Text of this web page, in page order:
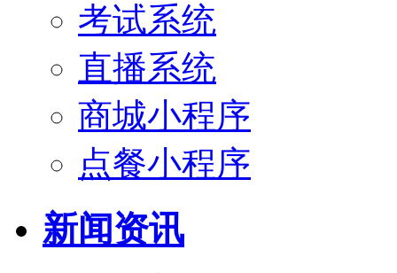
考试系统
直播系统
商城小程序
点餐小程序
新闻资讯